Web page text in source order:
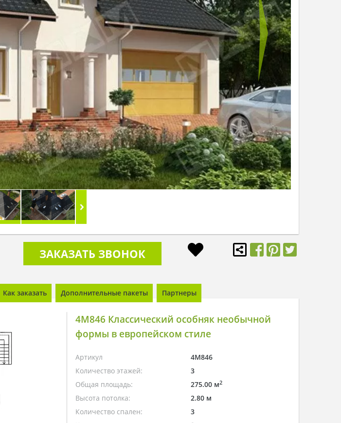
ЗАКАЗАТЬ ЗВОНОК
Как заказать Дополнительные пакеты Партнеры
4M846 Классический особняк необычной
формы в европейском стиле
Артикул
4M846
Количество этажей:
3
Общая площадь:
275.00 м2
Высота потолка:
2.80 м
Количество спален:
3